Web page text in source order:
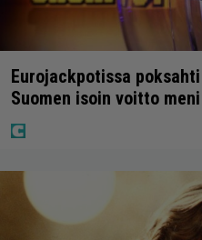
Eurojackpotissa
Suomen isoin voitto meni